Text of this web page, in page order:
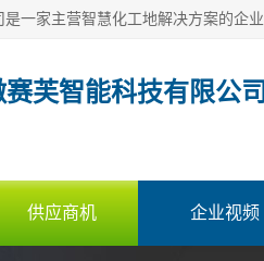
赛芙智能科技有限公司
供应商机 企业视频